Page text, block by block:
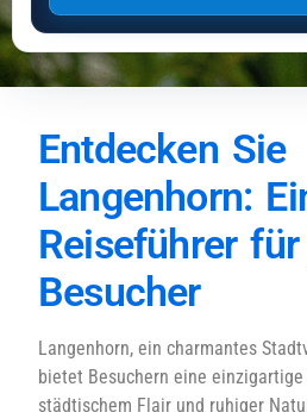
Entdecken Sie
Langenhorn:
Reiseführer
Besucher
Langenhorn, ein charmantes
bietet Besuchern eine
städtischem Flair und ruhiger